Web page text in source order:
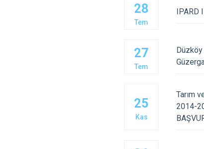
Akçaabat
Arsin
Beşikdüzü
Çaykara
Dernekpazarı
28
Tem
IPARD
27
Tem
Düzköy
25
Kas
Tarım
2014-